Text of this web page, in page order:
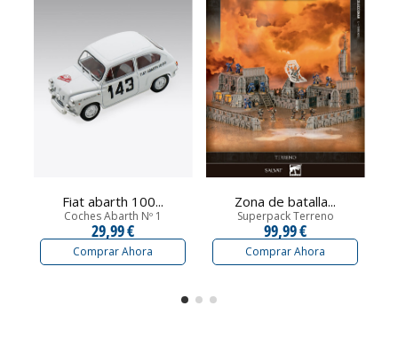
Fiat abarth 100...
Coches Abarth Nº 1
29,99 €
Comprar Ahora
Zona de batalla...
Superpack Terreno
99,99 €
Comprar Ahora